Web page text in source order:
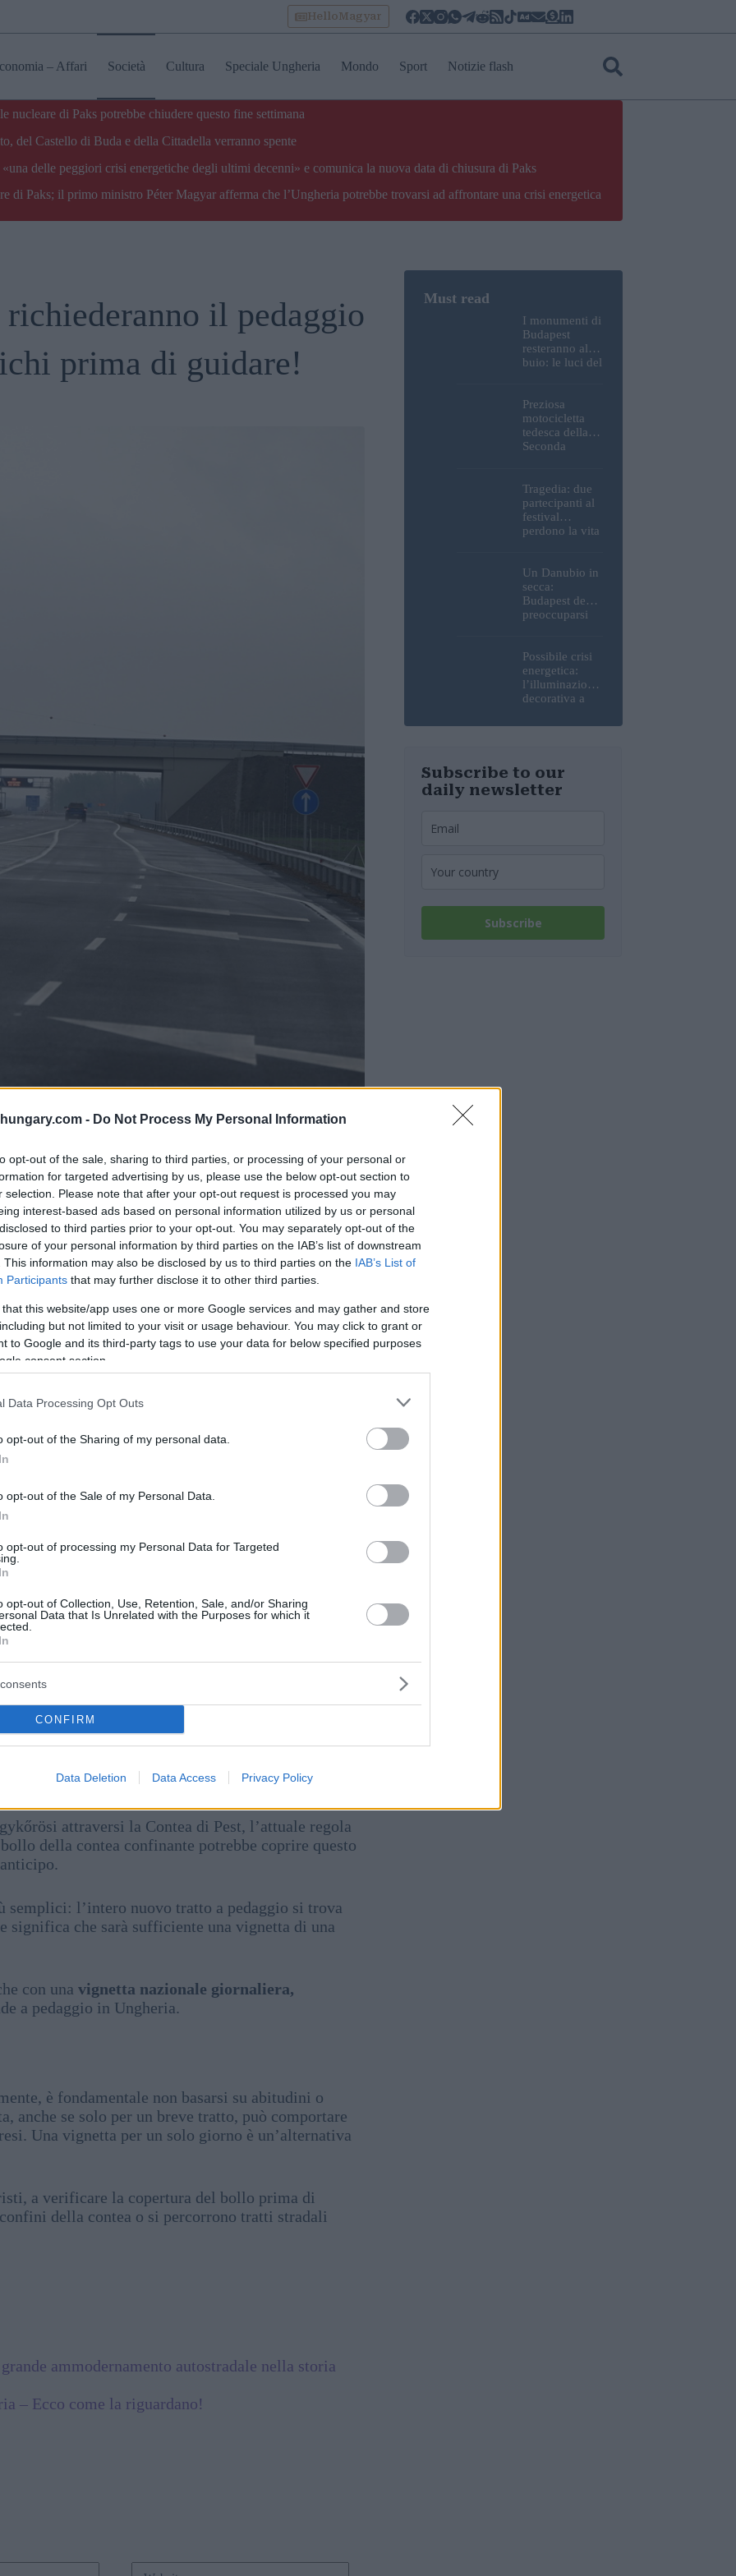
- Do Not Process My Personal Information
opt-out of the sale, sharing to third parties, or processing of your personal or
for targeted advertising by us, please use the below opt-out section to
selection. Please note that after your opt-out request is processed you may
interest-based ads based on personal information utilized by us or personal
to third parties prior to your opt-out. You may separately opt-out of the
of your personal information by third parties on the IAB’s list of downstream
This information may also be disclosed by us to third parties on the IAB’s List of
Participants that may further disclose it to other third parties.
that this website/app uses one or more Google services and may gather and store
but not limited to your visit or usage behaviour. You may click to grant or
to Google and its third-party tags to use your data for below specified purposes
consent section.
Data Processing Opt Outs
opt-out of the Sharing of my personal data.
opt-out of the Sale of my Personal Data.
opt-out of processing my Personal Data for Targeted
opt-out of Collection, Use, Retention, Sale, and/or Sharing
Data that Is Unrelated with the Purposes for which it
CONFIRM
Data Deletion Data Access Privacy Policy
HelloMagyar
– Affari Società Cultura Speciale Ungheria Mondo Sport Notizie flash
nucleare di Paks potrebbe chiudere questo fine settimana
del Castello di Buda e della Cittadella verranno spente
delle peggiori crisi energetiche degli ultimi decenni» e comunica la nuova data di chiusura di Paks
di Paks; il primo ministro Péter Magyar afferma che l’Ungheria potrebbe trovarsi ad affrontare una crisi energetica
il pedaggio
prima di guidare!
sezioni di pedaggio su due autostrade
a pagamento in tutto il Paese. I cambiamenti,
ufficiale ungherese), significano che parti
percorsi completamente a pagamento.
completati richiederanno ora una vignetta
Nord e il raccordo 30-
94 vicino a Sopron, fino al confine con l’Austria.
alcune parti, ma a partire dall’8 giugno, gli
della contea o di un adesivo nazionale per il
bisogno di
attraversi la Contea di Pest, l’attuale regola
della contea confinante potrebbe coprire questo
semplici: l’intero nuovo tratto a pedaggio si trova
significa che sarà sufficiente una vignetta di una
con una vignetta nazionale giornaliera,
a pedaggio in Ungheria.
è fondamentale non basarsi su abitudini o
anche se solo per un breve tratto, può comportare
Una vignetta per un solo giorno è un’alternativa
a verificare la copertura del bollo prima di
della contea o si percorrono tratti stradali
ammodernamento autostradale nella storia
– Ecco come la riguardano!
I monumenti di
Budapest
resteranno al
buio: le luci del
Buda e della
Cittadella
verranno
spente
Preziosa
motocicletta
tedesca della
Seconda
umani ed
esplosivi
recuperati dal
Danubio a
Tragedia: due
partecipanti al
festival
perdono la vita
Ungheria
Un Danubio in
secca:
Budapest deve
preoccuparsi
mento idrico?
Un esperto
mette in luce
un fatto
Possibile crisi
energetica:
l’illuminazione
decorativa a
potrebbe essere
Subscribe to our
daily newsletter
Subscribe